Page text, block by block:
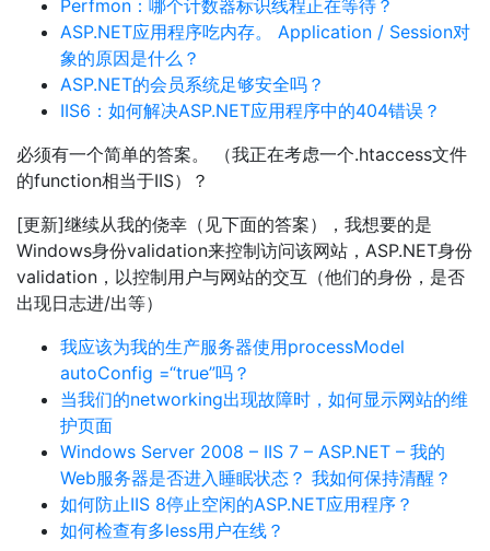
Perfmon：哪个计数器标识线程正在等待？
ASP.NET应用程序吃内存。 Application / Session对
象的原因是什么？
ASP.NET的会员系统足够安全吗？
IIS6：如何解决ASP.NET应用程序中的404错误？
必须有一个简单的答案。 （我正在考虑一个.htaccess文件
的function相当于IIS）？
[更新]继续从我的侥幸（见下面的答案），我想要的是
Windows身份validation来控制访问该网站，ASP.NET身份
validation，以控制用户与网站的交互（他们的身份，是否
出现日志进/出等）
我应该为我的生产服务器使用processModel
autoConfig =“true”吗？
当我们的networking出现故障时，如何显示网站的维
护页面
Windows Server 2008 – IIS 7 – ASP.NET – 我的
Web服务器是否进入睡眠状态？ 我如何保持清醒？
如何防止IIS 8停止空闲的ASP.NET应用程序？
如何检查有多less用户在线？